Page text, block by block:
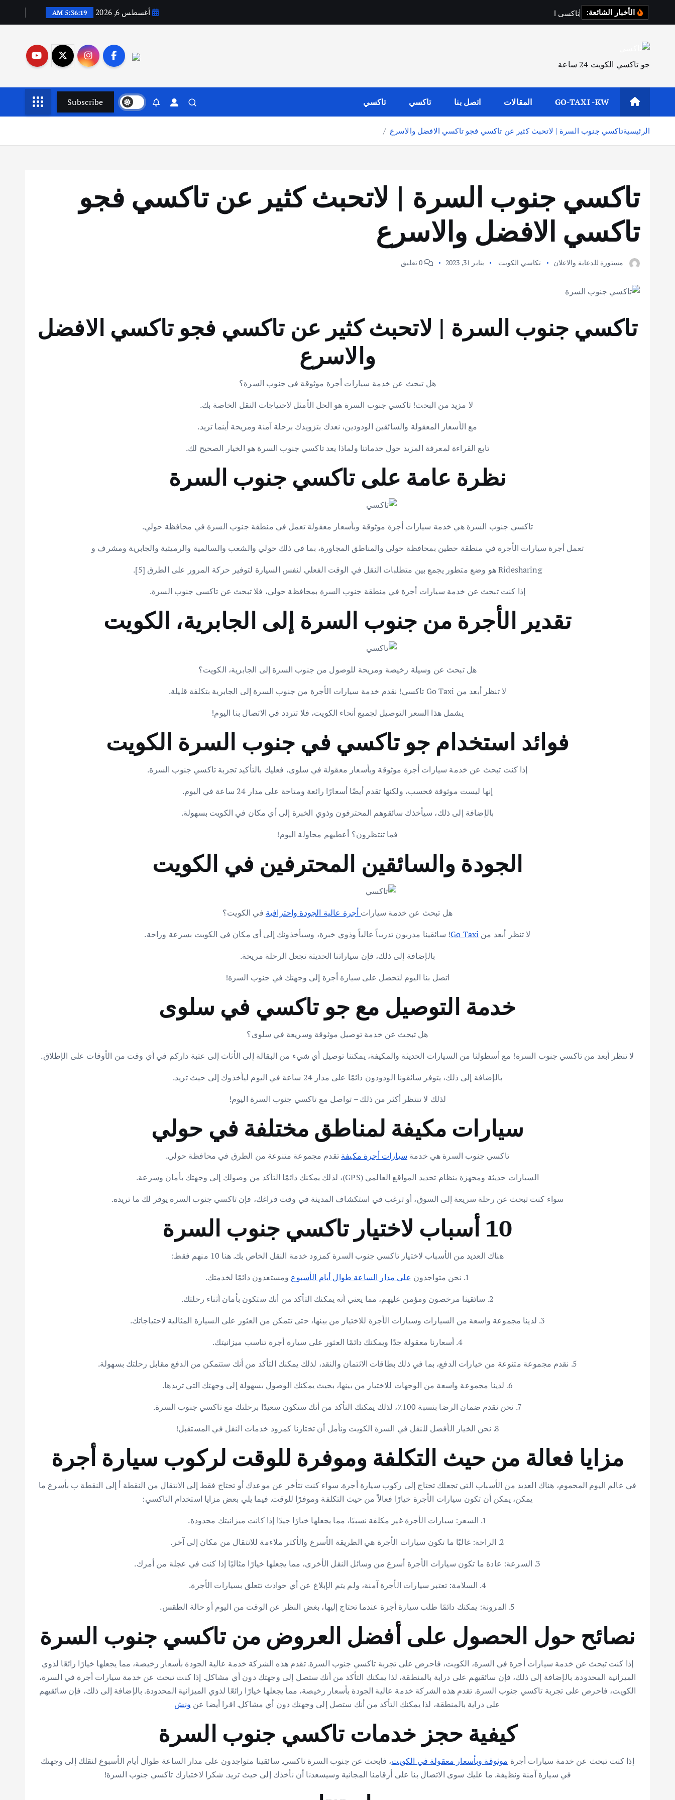
الأخبار الشائعة: تاكسي ا أغسطس 6, 2026 5:36:20 AM
جو تاكسي الكويت 24 ساعة
GO-TAXI -KW المقالات اتصل بنا تاكسي تاكسي Subscribe
الرئيسيةتاكسي جنوب السرة | لاتحبث كثير عن تاكسي فجو تاكسي الافضل والاسرع
تاكسي جنوب السرة | لاتحبث كثير عن تاكسي فجو
تاكسي الافضل والاسرع
مستورة للدعاية والاعلان تكاسي الكويت يناير 31, 2023
تاكسي جنوب السرة | لاتحبث كثير عن تاكسي فجو تاكسي الافضل
والاسرع
هل تبحث عن خدمة سيارات أجرة موثوقة في جنوب السرة؟
لا مزيد من البحث! تاكسي جنوب السرة هو الحل الأمثل لاحتياجات النقل الخاصة بك.
مع الأسعار المعقولة والسائقين الودودين، نعدك بتزويدك برحلة آمنة ومريحة أينما تريد.
تابع القراءة لمعرفة المزيد حول خدماتنا ولماذا يعد تاكسي جنوب السرة هو الخيار الصحيح لك.
نظرة عامة على تاكسي جنوب السرة
تاكسي جنوب السرة هي خدمة سيارات أجرة موثوقة وبأسعار معقولة تعمل في منطقة جنوب السرة في محافظة حولي.
تعمل أجرة سيارات الأجرة في منطقة حطين بمحافظة حولي والمناطق المجاورة، بما في ذلك حولي والشعب والسالمية والرميثية والجابرية ومشرف و
Ridesharing هو وضع متطور يجمع بين متطلبات النقل في الوقت الفعلي لنفس السيارة لتوفير حركة المرور على الطرق [5].
إذا كنت تبحث عن خدمة سيارات أجرة في منطقة جنوب السرة بمحافظة حولي، فلا تبحث عن تاكسي جنوب السرة.
تقدير الأجرة من جنوب السرة إلى الجابرية، الكويت
هل تبحث عن وسيلة رخيصة ومريحة للوصول من جنوب السرة إلى الجابرية، الكويت؟
لا تنظر أبعد من Go Taxi تاكسي! نقدم خدمة سيارات الأجرة من جنوب السرة إلى الجابرية بتكلفة قليلة.
يشمل هذا السعر التوصيل لجميع أنحاء الكويت، فلا تتردد في الاتصال بنا اليوم!
فوائد استخدام جو تاكسي في جنوب السرة الكويت
إذا كنت تبحث عن خدمة سيارات أجرة موثوقة وبأسعار معقولة في سلوى، فعليك بالتأكيد تجربة تاكسي جنوب السرة.
إنها ليست موثوقة فحسب، ولكنها تقدم أيضًا أسعارًا رائعة ومتاحة على مدار 24 ساعة في اليوم.
بالإضافة إلى ذلك، سيأخذك سائقوهم المحترفون وذوي الخبرة إلى أي مكان في الكويت بسهولة.
فما تنتظرون؟ أعطيهم محاولة اليوم!
الجودة والسائقين المحترفين في الكويت
هل تبحث عن خدمة سيارات أجرة عالية الجودة واحترافية في الكويت؟
لا تنظر أبعد من Go Taxi! سائقينا مدربون تدريباً عالياً وذوي خبرة، وسيأخذونك إلى أي مكان في الكويت بسرعة وراحة.
بالإضافة إلى ذلك، فإن سياراتنا الحديثة تجعل الرحلة مريحة.
اتصل بنا اليوم لتحصل على سيارة أجرة إلى وجهتك في جنوب السرة!
خدمة التوصيل مع جو تاكسي في سلوى
هل تبحث عن خدمة توصيل موثوقة وسريعة في سلوى؟
لا تنظر أبعد من تاكسي جنوب السرة! مع أسطولنا من السيارات الحديثة والمكيفة، يمكننا توصيل أي شيء من البقالة إلى الأثاث إلى عتبة داركم في أي وقت من الأوقات على الإطلاق.
بالإضافة إلى ذلك، يتوفر سائقونا الودودون دائمًا على مدار 24 ساعة في اليوم ليأخذوك إلى حيث تريد.
لذلك لا تنتظر أكثر من ذلك – تواصل مع تاكسي جنوب السرة اليوم!
سيارات مكيفة لمناطق مختلفة في حولي
تاكسي جنوب السرة هي خدمة سيارات أجرة مكيفة تقدم مجموعة متنوعة من الطرق في محافظة حولي.
السيارات حديثة ومجهزة بنظام تحديد المواقع العالمي (GPS)، لذلك يمكنك دائمًا التأكد من وصولك إلى وجهتك بأمان وسرعة.
سواء كنت تبحث عن رحلة سريعة إلى السوق، أو ترغب في استكشاف المدينة في وقت فراغك، فإن تاكسي جنوب السرة يوفر لك ما تريده.
10 أسباب لاختيار تاكسي جنوب السرة
هناك العديد من الأسباب لاختيار تاكسي جنوب السرة كمزود خدمة النقل الخاص بك. هنا 10 منهم فقط:
1. نحن متواجدون
على مدار الساعة طوال أيام الأسبوع ومستعدون دائمًا لخدمتك.
2. سائقينا مرخصون ومؤمن عليهم، مما يعني أنه يمكنك التأكد من أنك ستكون بأمان أثناء رحلتك.
3. لدينا مجموعة واسعة من السيارات وسيارات الأجرة للاختيار من بينها، حتى تتمكن من العثور على السيارة المثالية لاحتياجاتك.
4. أسعارنا معقولة جدًا ويمكنك دائمًا العثور على سيارة أجرة تناسب ميزانيتك.
5. نقدم مجموعة متنوعة من خيارات الدفع، بما في ذلك بطاقات الائتمان والنقد، لذلك يمكنك التأكد من أنك ستتمكن من الدفع مقابل رحلتك بسهولة.
6. لدينا مجموعة واسعة من الوجهات للاختيار من بينها، بحيث يمكنك الوصول بسهولة إلى وجهتك التي تريدها.
7. نحن نقدم ضمان الرضا بنسبة 100٪، لذلك يمكنك التأكد من أنك ستكون سعيدًا برحلتك مع تاكسي جنوب السرة.
8. نحن الخيار الأفضل للنقل في السرة الكويت ونأمل أن تختارنا كمزود خدمات النقل في المستقبل!
مزايا فعالة من حيث التكلفة وموفرة للوقت لركوب سيارة أجرة
في عالم اليوم المحموم، هناك العديد من الأسباب التي تجعلك تحتاج إلى ركوب سيارة أجرة. سواء كنت تتأخر عن موعدك أو تحتاج فقط إلى الانتقال من النقطة أ إلى النقطة ب بأسرع ما
يمكن، يمكن أن تكون سيارات الأجرة خيارًا فعالاً من حيث التكلفة وموفرًا للوقت. فيما يلي بعض مزايا استخدام التاكسي:
1. السعر: سيارات الأجرة غير مكلفة نسبيًا، مما يجعلها خيارًا جيدًا إذا كانت ميزانيتك محدودة.
2. الراحة: غالبًا ما تكون سيارات الأجرة هي الطريقة الأسرع والأكثر ملاءمة للانتقال من مكان إلى آخر.
3. السرعة: عادة ما تكون سيارات الأجرة أسرع من وسائل النقل الأخرى، مما يجعلها خيارًا مثاليًا إذا كنت في عجلة من أمرك.
4. السلامة: تعتبر سيارات الأجرة آمنة، ولم يتم الإبلاغ عن أي حوادث تتعلق بسيارات الأجرة.
5. المرونة: يمكنك دائمًا طلب سيارة أجرة عندما تحتاج إليها، بغض النظر عن الوقت من اليوم أو حالة الطقس.
نصائح حول الحصول على أفضل العروض من تاكسي جنوب السرة
إذا كنت تبحث عن خدمة سيارات أجرة في السرة، الكويت، فاحرص على تجربة تاكسي جنوب السرة. تقدم هذه الشركة خدمة عالية الجودة بأسعار رخيصة، مما يجعلها خيارًا رائعًا لذوي
الميزانية المحدودة. بالإضافة إلى ذلك، فإن سائقيهم على دراية بالمنطقة، لذا يمكنك التأكد من أنك ستصل إلى وجهتك دون أي مشاكل. إذا كنت تبحث عن خدمة سيارات أجرة في السرة،
الكويت، فاحرص على تجربة تاكسي جنوب السرة. تقدم هذه الشركة خدمة عالية الجودة بأسعار رخيصة، مما يجعلها خيارًا رائعًا لذوي الميزانية المحدودة. بالإضافة إلى ذلك، فإن سائقيهم
على دراية بالمنطقة، لذا يمكنك التأكد من أنك ستصل إلى وجهتك دون أي مشاكل. اقرا أيضا عن ونش
كيفية حجز خدمات تاكسي جنوب السرة
إذا كنت تبحث عن خدمة سيارات أجرة موثوقة وبأسعار معقولة في الكويت، فابحث عن جنوب السرة تاكسي. سائقينا متواجدون على مدار الساعة طوال أيام الأسبوع لنقلك إلى وجهتك
في سيارة آمنة ونظيفة. ما عليك سوى الاتصال بنا على أرقامنا المجانية وسيسعدنا أن نأخذك إلى حيث تريد. شكرا لاختيارك تاكسي جنوب السرة!